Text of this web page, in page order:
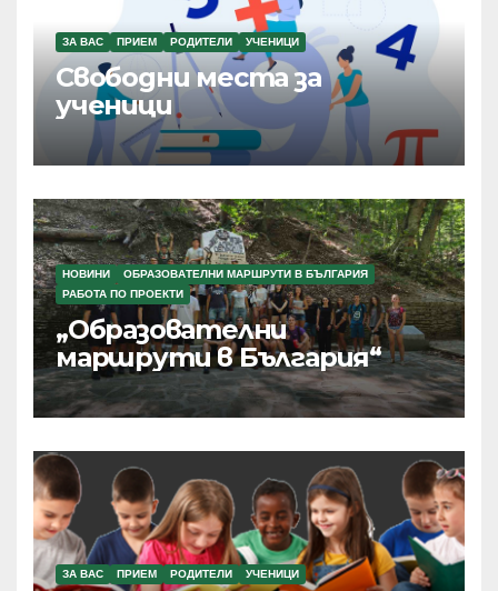
ЗА ВАС ПРИЕМ РОДИТЕЛИ УЧЕНИЦИ
Свободни места за
ученици
НОВИНИ
ОБРАЗОВАТЕЛНИ МАРШРУТИ В БЪЛГАРИЯ
РАБОТА ПО ПРОЕКТИ
„Образователни
маршрути в България“
ЗА ВАС ПРИЕМ РОДИТЕЛИ УЧЕНИЦИ